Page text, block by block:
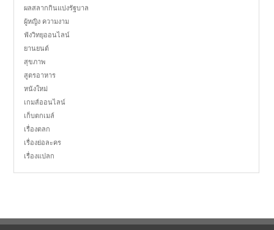
ผลสลากกินแบ่งรัฐบาล
ผู้หญิง ความงาม
ฟังวิทยุออนไลน์
ยานยนต์
สุขภาพ
สูตรอาหาร
หนังใหม่
เกมส์ออนไลน์
เก็บตกเมล์
เรื่องตลก
เรื่องย่อละคร
เรื่องแปลก